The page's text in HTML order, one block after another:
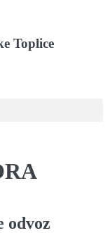
Toplice
odvoz